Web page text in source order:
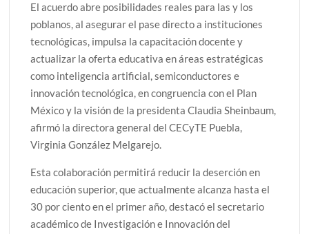
El acuerdo abre posibilidades reales para las y los
poblanos, al asegurar el pase directo a instituciones
tecnológicas, impulsa la capacitación docente y
actualizar la oferta educativa en áreas estratégicas
como inteligencia artificial, semiconductores e
innovación tecnológica, en congruencia con el Plan
México y la visión de la presidenta Claudia Sheinbaum,
afirmó la directora general del CECyTE Puebla,
Virginia González Melgarejo.
Esta colaboración permitirá reducir la deserción en
educación superior, que actualmente alcanza hasta el
30 por ciento en el primer año, destacó el secretario
académico de Investigación e Innovación del